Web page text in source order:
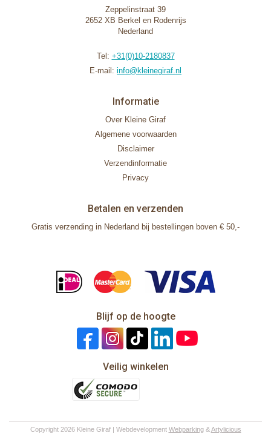
Zeppelinstraat 39
2652 XB Berkel en Rodenrijs
Nederland
Tel: +31(0)10-2180837
E-mail: info@kleinegiraf.nl
Informatie
Over Kleine Giraf
Algemene voorwaarden
Disclaimer
Verzendinformatie
Privacy
Betalen en verzenden
Gratis verzending in Nederland bij bestellingen boven € 50,-
Blijf op de hoogte
Veilig winkelen
Copyright 2026 Kleine Giraf | Webdevelopment Webparking&Artylicious